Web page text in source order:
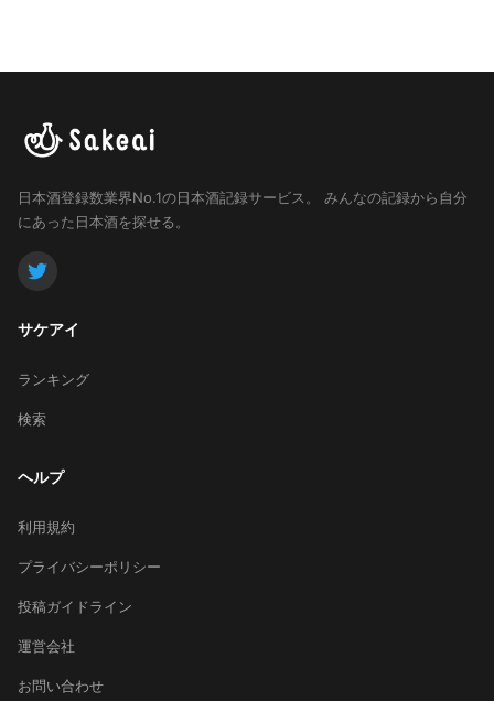
日本酒登録数業界No.1の日本酒記録サービス。
みんなの記録から自分
にあった日本酒を探せる。
サケアイ
ランキング
検索
ヘルプ
利用規約
プライバシーポリシー
投稿ガイドライン
運営会社
お問い合わせ